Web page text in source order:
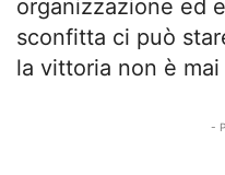
organizzazione ed
sconfitta ci può
la vittoria non è mai
-